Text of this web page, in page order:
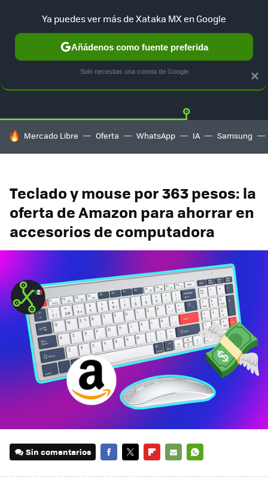
GUÍA DE COMPRAS MERCADO LIBRE
HOY SE HABLA DE
Mercado Libre Oferta WhatsApp IA Samsung
Teclado y mouse por 363 pesos: la
oferta de Amazon para ahorrar en
accesorios de computadora
Sin comentarios
×
Ya puedes ver más de Xataka MX en Google
Añádenos como fuente preferida
Solo necesitas una cuenta de Google